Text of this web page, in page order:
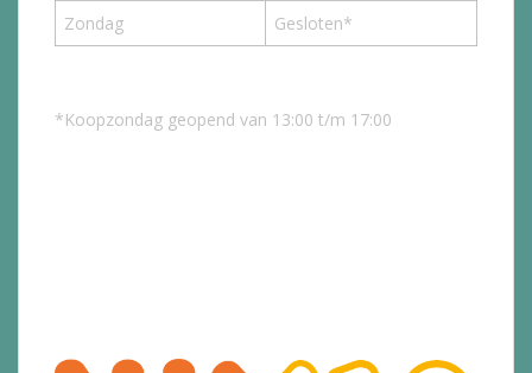
Zondag
Gesloten*
*Koopzondag geopend van 13:00 t/m 17:00